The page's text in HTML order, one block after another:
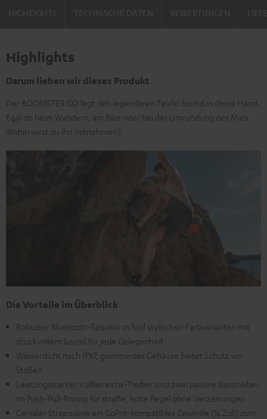
Highlights
Darum lieben wir dieses Produkt
Der BOOMSTER GO legt den legendären Teufel Sound in deine Hand.
Egal ob beim Wandern, am Bike oder bei der Umrundung des Mars.
Wohin wirst du ihn mitnehmen?
Die Vorteile im Überblick
Robuster Bluetooth-Speaker in fünf stylischen Farbvarianten mit
druckvollem Sound für jede Gelegenheit
Wasserdicht nach IPX7, gummiertes Gehäuse bietet Schutz vor
Stößen
Leistungsstarker Vollbereichs-Treiber und zwei passive Basstreiber
im Push-Pull-Prinzip für straffe, hohe Pegel ohne Verzerrungen
Genialer Strap sowie ein GoPro-kompatibles Gewinde (¼ Zoll) zum